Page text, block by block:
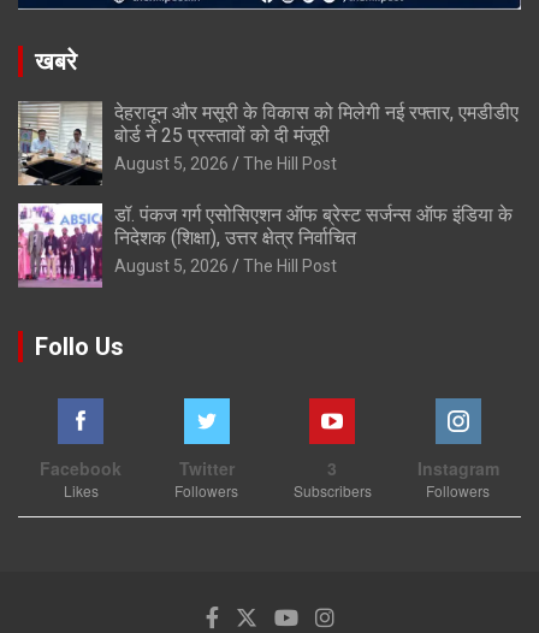
खबरे
देहरादून और मसूरी के विकास को मिलेगी नई रफ्तार, एमडीडीए
बोर्ड ने 25 प्रस्तावों को दी मंजूरी
August 5, 2026 The Hill Post
डॉ. पंकज गर्ग एसोसिएशन ऑफ ब्रेस्ट सर्जन्स ऑफ इंडिया के
निदेशक (शिक्षा), उत्तर क्षेत्र निर्वाचित
August 5, 2026 The Hill Post
Follo Us
Facebook
Likes
Twitter
Followers
3
Subscribers
Instagram
Followers